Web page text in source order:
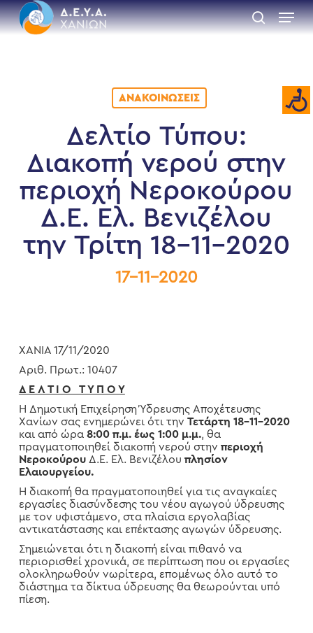
Skip
to
main
search
Menu
ΑΝΑΚΟΙΝΏΣΕΙΣ
Δελτίο Τύπου:
Διακοπή νερού στην
περιοχή Νεροκούρου
Δ.Ε. Ελ. Βενιζέλου
την Τρίτη 18-11-2020
17-11-2020
ΧΑΝΙΑ 17/11/2020
Αριθ. Πρωτ.: 10407
Δ Ε Λ Τ Ι Ο Τ Υ Π Ο Υ
Η Δημοτική Επιχείρηση Ύδρευσης Αποχέτευσης
Χανίων σας ενημερώνει ότι την Τετάρτη 18-11-2020
και από ώρα 8:00 π.μ. έως 1:00 μ.μ., θα
πραγματοποιηθεί διακοπή νερού στην περιοχή
Νεροκούρου Δ.Ε. Ελ. Βενιζέλου πλησίον
Ελαιουργείου.
Η διακοπή θα πραγματοποιηθεί για τις αναγκαίες
εργασίες διασύνδεσης του νέου αγωγού ύδρευσης
με τον υφιστάμενο, στα πλαίσια εργολαβίας
αντικατάστασης και επέκτασης αγωγών ύδρευσης.
Σημειώνεται ότι η διακοπή είναι πιθανό να
περιορισθεί χρονικά, σε περίπτωση που οι εργασίες
ολοκληρωθούν νωρίτερα, επομένως όλο αυτό το
διάστημα τα δίκτυα ύδρευσης θα θεωρούνται υπό
πίεση.